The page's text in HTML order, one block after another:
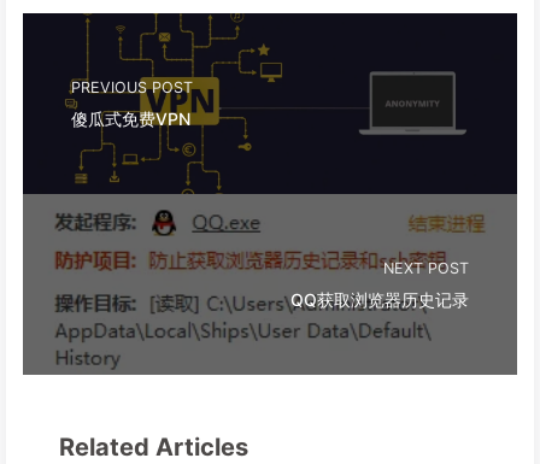
PREVIOUS POST
傻瓜式免费VPN
NEXT POST
QQ获取浏览器历史记录
Related Articles